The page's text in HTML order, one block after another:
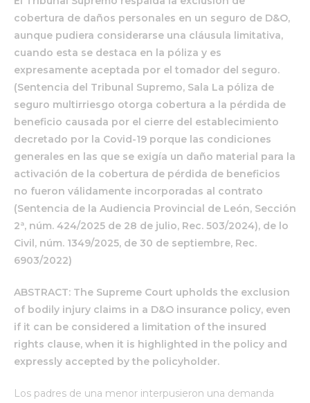
cobertura de daños personales en un seguro de D&O,
aunque pudiera considerarse una cláusula limitativa,
cuando esta se destaca en la póliza y es
expresamente aceptada por el tomador del seguro.
(Sentencia del Tribunal Supremo, Sala La póliza de
seguro multirriesgo otorga cobertura a la pérdida de
beneficio causada por el cierre del establecimiento
decretado por la Covid-19 porque las condiciones
generales en las que se exigía un daño material para la
activación de la cobertura de pérdida de beneficios
no fueron válidamente incorporadas al contrato
(Sentencia de la Audiencia Provincial de León, Sección
2ª, núm. 424/2025 de 28 de julio, Rec. 503/2024), de lo
Civil, núm. 1349/2025, de 30 de septiembre, Rec.
6903/2022)
ABSTRACT: The Supreme Court upholds the exclusion
of bodily injury claims in a D&O insurance policy, even
if it can be considered a limitation of the insured
rights clause, when it is highlighted in the policy and
expressly accepted by the policyholder.
Los padres de una menor interpusieron una demanda